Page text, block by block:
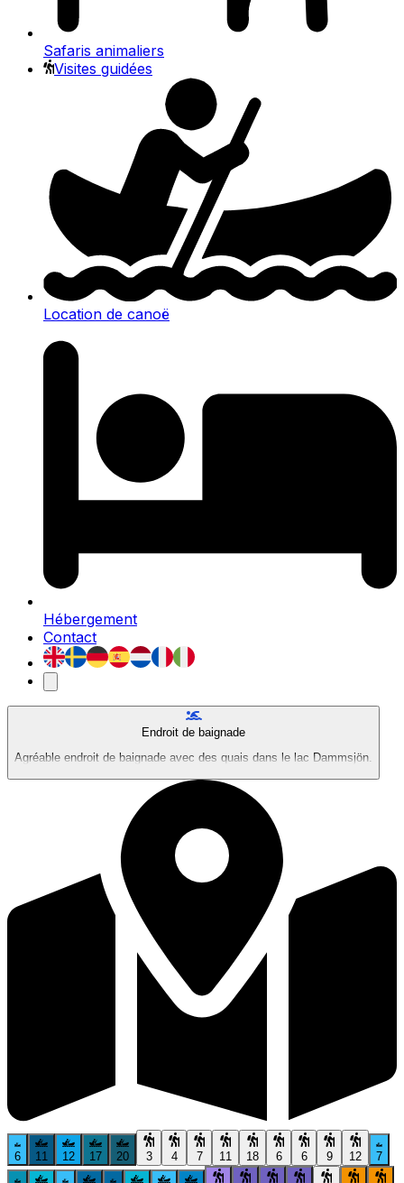
Safaris animaliers
Visites guidées
Location de canoë
Hébergement
Contact
Endroit de baignade
Agréable endroit de baignade avec des quais dans le lac Dammsjön.
6 11 12 17 20 3 4 7 11 18 6 6 9 12 7